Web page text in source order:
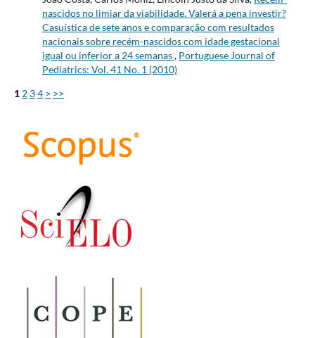
nascidos no limiar da viabilidade. Valerá a pena investir?
Casuística de sete anos e comparação com resultados
nacionais sobre recém-nascidos com idade gestacional
igual ou inferior a 24 semanas, Portuguese Journal of
Pediatrics: Vol. 41 No. 1 (2010)
1 2 34 > >>